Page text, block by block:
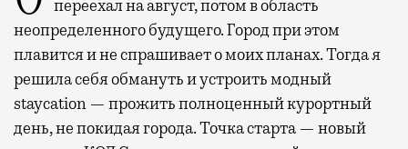
переехал на август, потом в область
неопределенного будущего. Город при этом
плавится и не спрашивает о моих планах. Тогда я
решила себя обмануть и устроить модный
staycation — прожить полноценный курортный
день, не покидая города. Точка старта — новый